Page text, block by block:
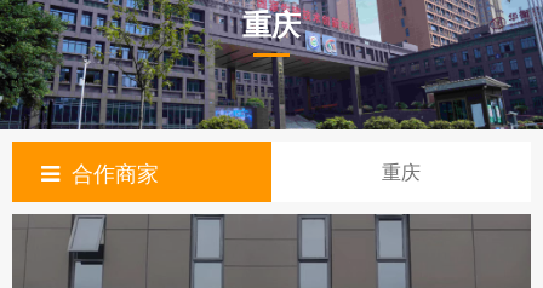
重庆
合作商家 重庆